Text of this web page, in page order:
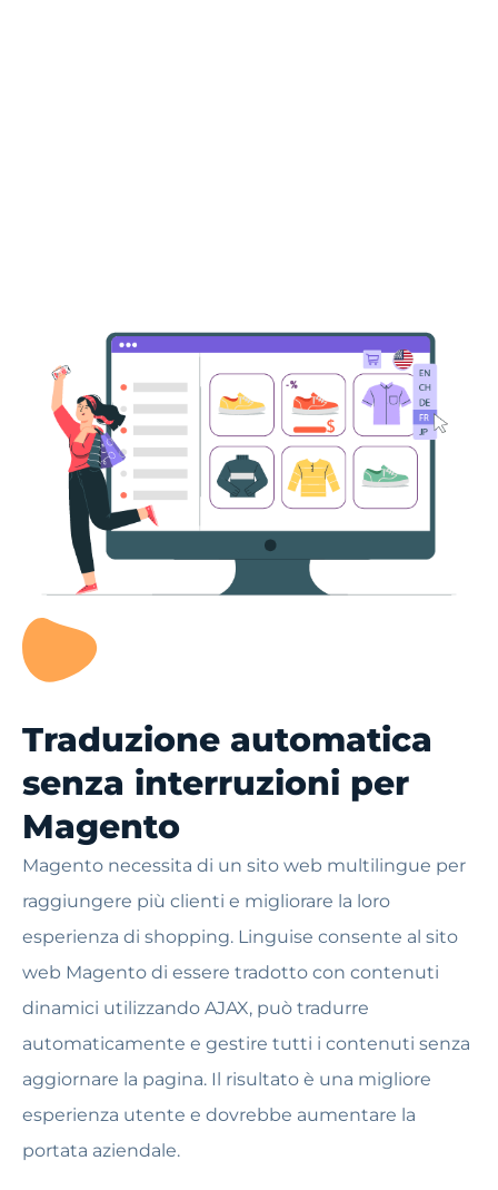
Traduzione automatica
senza interruzioni per
Magento
Magento necessita di un sito web multilingue per
raggiungere più clienti e migliorare la loro
esperienza di shopping. Linguise consente al sito
web Magento di essere tradotto con contenuti
dinamici utilizzando AJAX, può tradurre
automaticamente e gestire tutti i contenuti senza
aggiornare la pagina. Il risultato è una migliore
esperienza utente e dovrebbe aumentare la
portata aziendale.